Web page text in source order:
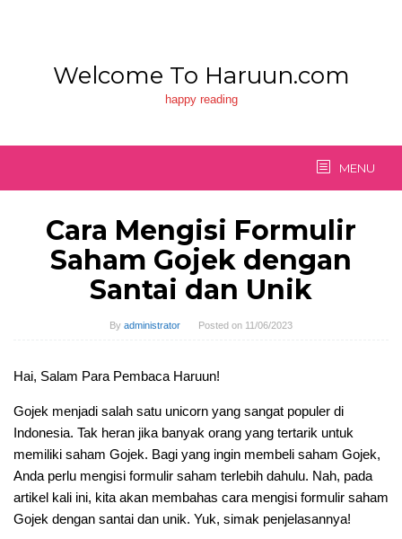
Welcome To Haruun.com
happy reading
MENU
Cara Mengisi Formulir
Saham Gojek dengan
Santai dan Unik
By administrator Posted on 11/06/2023
Hai, Salam Para Pembaca Haruun!
Gojek menjadi salah satu unicorn yang sangat populer di
Indonesia. Tak heran jika banyak orang yang tertarik untuk
memiliki saham Gojek. Bagi yang ingin membeli saham Gojek,
Anda perlu mengisi formulir saham terlebih dahulu. Nah, pada
artikel kali ini, kita akan membahas cara mengisi formulir saham
Gojek dengan santai dan unik. Yuk, simak penjelasannya!